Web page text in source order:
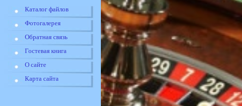
Каталог файлов
Фотогалерея
Обратная связь
Гостевая книга
О сайте
Карта сайта